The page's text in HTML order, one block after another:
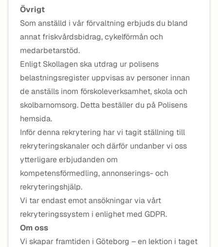
Övrigt
Som anställd i vår förvaltning erbjuds du bland
annat friskvårdsbidrag, cykelförmån och
medarbetarstöd.
Enligt Skollagen ska utdrag ur polisens
belastningsregister uppvisas av personer innan
de anställs inom förskoleverksamhet, skola och
skolbarnomsorg. Detta beställer du på Polisens
hemsida.
Inför denna rekrytering har vi tagit ställning till
rekryteringskanaler och därför undanber vi oss
ytterligare erbjudanden om
kompetensförmedling, annonserings- och
rekryteringshjälp.
Vi tar endast emot ansökningar via vårt
rekryteringssystem i enlighet med GDPR.
Om oss
Vi skapar framtiden i Göteborg – en lektion i taget